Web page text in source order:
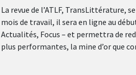
La revue de l’ATLF, TransLittérature,
mois de travail, il sera en ligne au
Actualités, Focus – et permettra de
plus performantes, la mine d’or que